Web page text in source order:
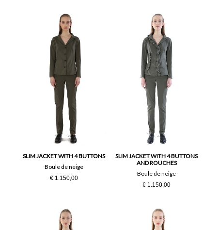
SLIM JACKET WITH 4 BUTTONS
Boule de neige
€ 1.150,00
SLIM JACKET WITH 4 BUTTONS
AND ROUCHES
Boule de neige
€ 1.150,00